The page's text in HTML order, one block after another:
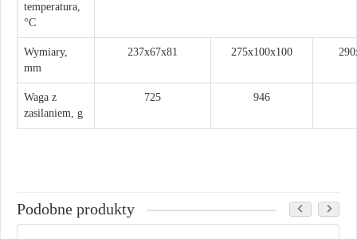
temperatura,
°С
Wymiary,
mm
237x67x81 275x100x100
Waga z
zasilaniem, g
725 946
Podobne produkty